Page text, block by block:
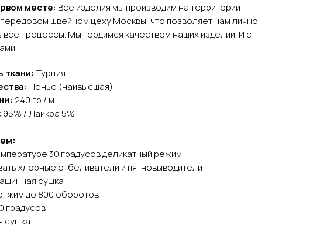
месте: Все изделия мы производим на территории
швейном цеху Москвы, что позволяет нам лично
все процессы. Мы гордимся качеством наших изделий. И с
ткани: Турция.
Пенье (наивысшая)
240 гр / м
95% / Лайкра 5%
30 градусов деликатный режим
хлорные отбеливатели и пятновыводители
сушка
до 800 оборотов
градусов
сушка